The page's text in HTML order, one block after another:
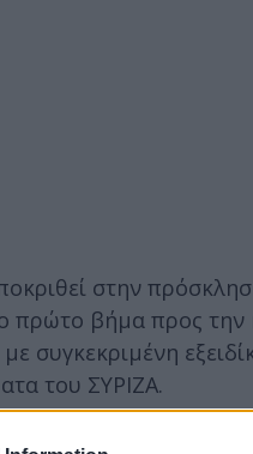
στην
πρώτο βήμα προς την
συγκεκριμένη
του ΣΥΡΙΖΑ.